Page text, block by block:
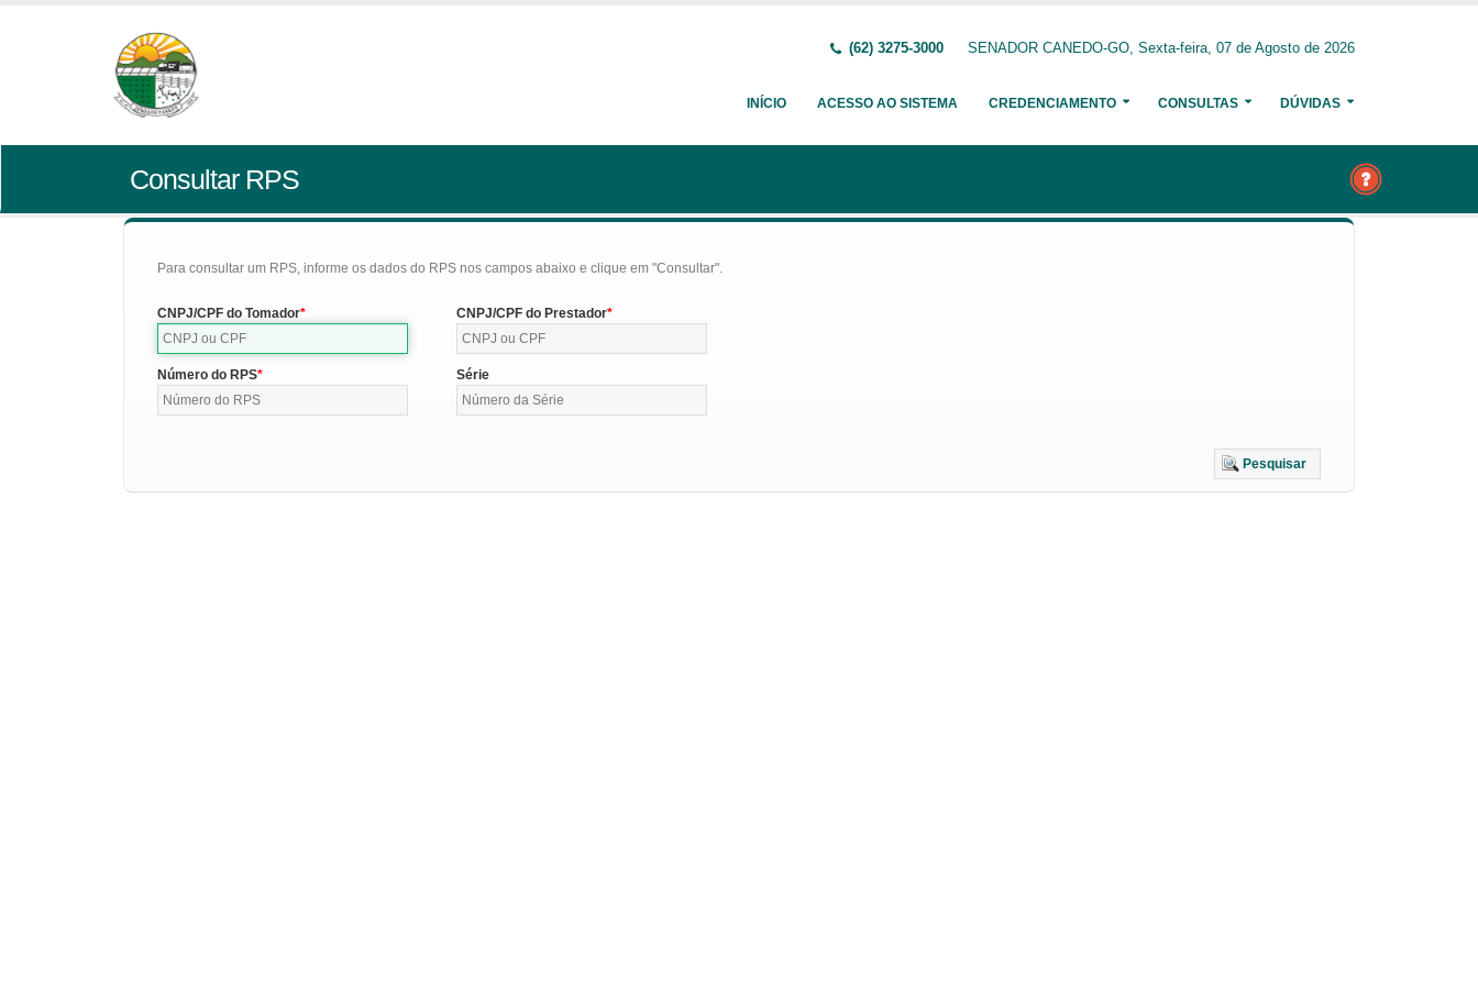
(62) 3275-3000 SENADOR CANEDO-GO, Sexta-feira, 07 de Agosto de 2026
INÍCIO ACESSO AO SISTEMA CREDENCIAMENTO CONSULTAS DÚVIDAS
Consultar RPS
Para consultar um RPS, informe os dados do RPS nos campos abaixo e clique em "Consultar".
CNPJ/CPF do Tomador CNPJ/CPF do Prestador
Número do RPS Série
Pesquisar